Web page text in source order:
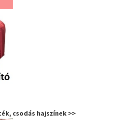
csodás hajszínek >>